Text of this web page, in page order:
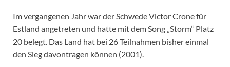
Im vergangenen Jahr war der Schwede Victor Crone für
Estland angetreten und hatte mit dem Song „Storm“ Platz
20 belegt. Das Land hat bei 26 Teilnahmen bisher einmal
den Sieg davontragen können (2001).